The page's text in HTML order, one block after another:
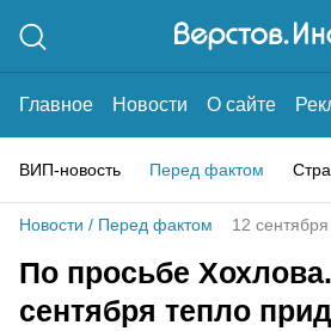
Главное Новости О сайте
ВИП-новость Перед фактом
Новости / Перед фактом 12
По просьбе
сентября тепло